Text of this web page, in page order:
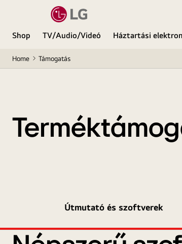
Shop TV/Audio/Videó Háztartási
Home Támogatás
Útmutató és szoftverek